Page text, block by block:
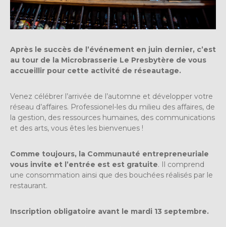
Après le succès de l’événement en juin dernier, c’est
au tour de la Microbrasserie Le Presbytère de vous
accueillir pour cette activité de réseautage.
Venez célébrer l’arrivée de l’automne et développer votre
réseau d’affaires. Professionel-les du milieu des affaires, de
la gestion, des ressources humaines, des communications
et des arts, vous êtes les bienvenues !
Comme toujours, la Communauté entrepreneuriale
vous invite et l’entrée est est gratuite. Il comprend
une consommation ainsi que des bouchées réalisés par le
restaurant.
Inscription obligatoire avant le mardi 13 septembre.